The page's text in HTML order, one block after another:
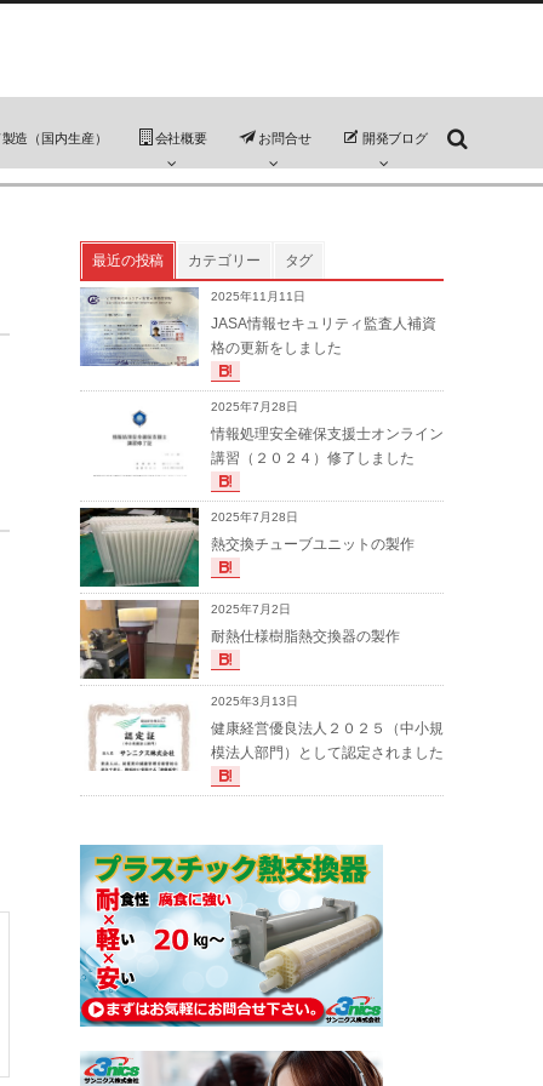
造（国内生産） 会社概要 お問合せ 開発ブログ
最近の投稿 カテゴリー タグ
2025年11月11日
JASA情報セキュリティ監査人補資
格の更新をしました
2025年7月28日
情報処理安全確保支援士オンライン
講習（２０２４）修了しました
2025年7月28日
熱交換チューブユニットの製作
2025年7月2日
耐熱仕様樹脂熱交換器の製作
2025年3月13日
健康経営優良法人２０２５（中小規
模法人部門）として認定されました